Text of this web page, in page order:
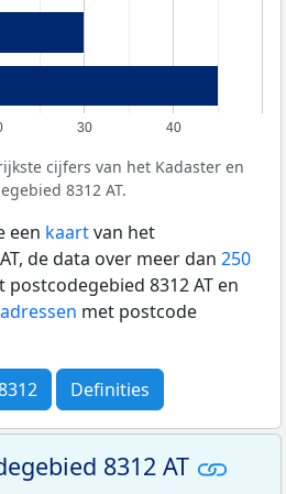
30 40
cijfers van het Kadaster en
8312 AT.
een kaartvan het
de data over meer dan 250
postcodegebied 8312 AT en
adressen met postcode
Definities
8312 AT